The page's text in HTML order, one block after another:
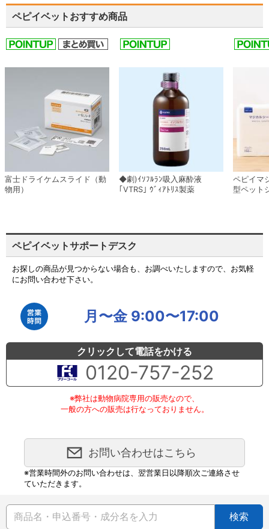
ペピイベットおすすめ商品
富士ドライケムスライド（動
物用）
◆劇)ｲｿﾌﾙﾗﾝ吸入麻酔液
｢VTRS｣ ｳﾞｨｱﾄﾘｽ製薬
ペピイマ
型ペット
ペピイベットサポートデスク
お探しの商品が見つからない場合も、お調べいたしますので、お気軽
にお問い合わせ下さい。
月〜金 9:00〜17:00
クリックして電話をかける
0120-757-252
※弊社は動物病院専用の販売なので、
一般の方への販売は行なっておりません。
お問い合わせはこちら
※営業時間外のお問い合わせは、翌営業日以降順次ご連絡させ
ていただきます。
検索